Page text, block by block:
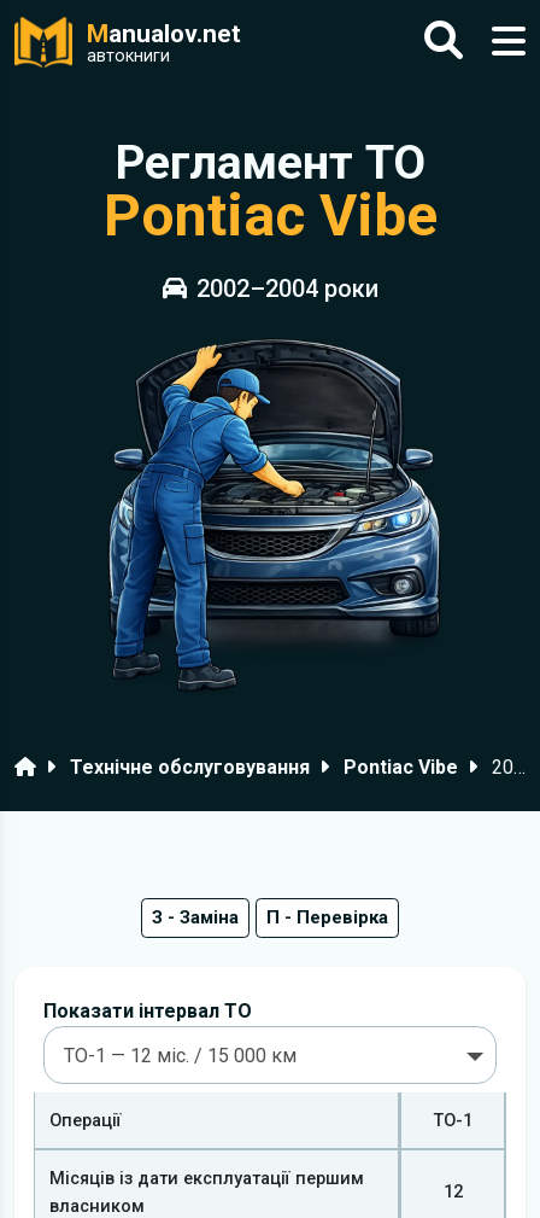
Manualov.net
автокниги
Регламент ТО
Pontiac Vibe
2002–2004 роки
ГоловнаТехнічне обслуговування Pontiac Vibe 2002–2004 роки
З - Заміна П - Перевірка
Показати інтервал ТО
ТО-1 — 12 міс. / 15 000 км
Операції ТО-1
Місяців із дати експлуатації першим
власником
12